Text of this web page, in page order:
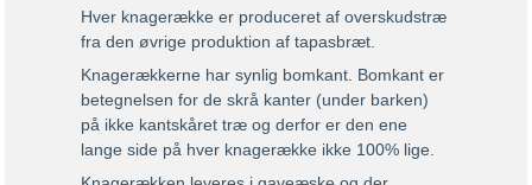
Hver knagerække er produceret af overskudstræ
fra den øvrige produktion af tapasbræt.
Knagerækkerne har synlig bomkant. Bomkant er
betegnelsen for de skrå kanter (under barken)
på ikke kantskåret træ og derfor er den ene
lange side på hver knagerække ikke 100% lige.